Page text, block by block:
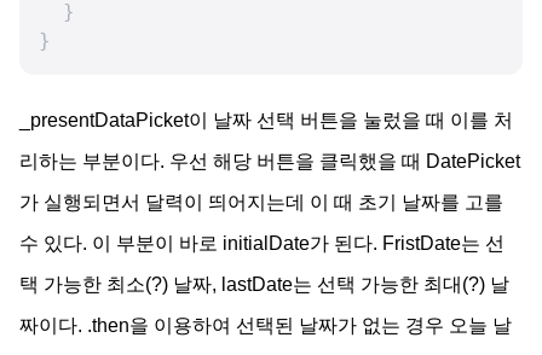
  }
}
_presentDataPicket이 날짜 선택 버튼을 눌렀을 때 이를 처
리하는 부분이다. 우선 해당 버튼을 클릭했을 때 DatePicket
가 실행되면서 달력이 띄어지는데 이 때 초기 날짜를 고를
수 있다. 이 부분이 바로 initialDate가 된다. FristDate는 선
택 가능한 최소(?) 날짜, lastDate는 선택 가능한 최대(?) 날
짜이다. .then을 이용하여 선택된 날짜가 없는 경우 오늘 날